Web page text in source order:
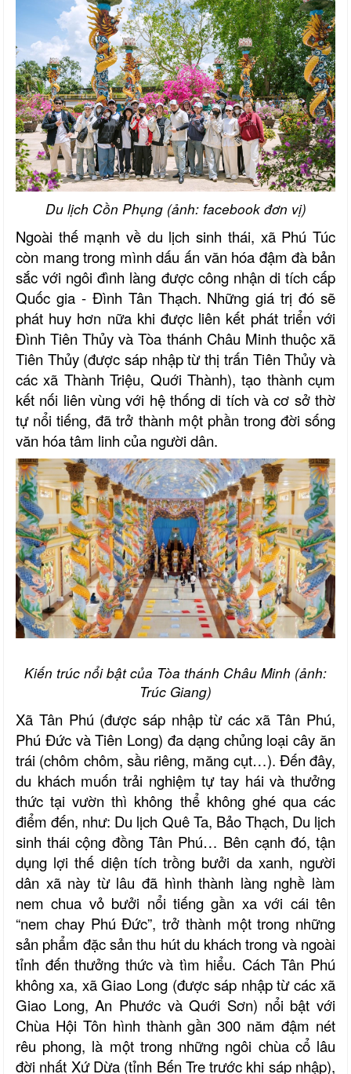
Du lịch Cồn Phụng (ảnh: facebook đơn vị)
Ngoài thế mạnh về du lịch sinh thái, xã Phú Túc
còn mang trong mình dấu ấn văn hóa đậm đà bản
sắc với ngôi đình làng được công nhận di tích cấp
Quốc gia - Đình Tân Thạch. Những giá trị đó sẽ
phát huy hơn nữa khi được liên kết phát triển với
Đình Tiên Thủy và Tòa thánh Châu Minh thuộc xã
Tiên Thủy (được sáp nhập từ thị trấn Tiên Thủy và
các xã Thành Triệu, Quới Thành), tạo thành cụm
kết nối liên vùng với hệ thống di tích và cơ sở thờ
tự nổi tiếng, đã trở thành một phần trong đời sống
văn hóa tâm linh của người dân.
Kiến trúc nổi bật của Tòa thánh Châu Minh (ảnh:
Trúc Giang)
Xã Tân Phú (được sáp nhập từ các xã Tân Phú,
Phú Đức và Tiên Long) đa dạng chủng loại cây ăn
trái (chôm chôm, sầu riêng, măng cụt…). Đến đây,
du khách muốn trải nghiệm tự tay hái và thưởng
thức tại vườn thì không thể không ghé qua các
điểm đến, như: Du lịch Quê Ta, Bảo Thạch, Du lịch
sinh thái cộng đồng Tân Phú… Bên cạnh đó, tận
dụng lợi thế diện tích trồng bưởi da xanh, người
dân xã này từ lâu đã hình thành làng nghề làm
nem chua vỏ bưởi nổi tiếng gần xa với cái tên
“nem chay Phú Đức”, trở thành một trong những
sản phẩm đặc sản thu hút du khách trong và ngoài
tỉnh đến thưởng thức và tìm hiểu. Cách Tân Phú
không xa, xã Giao Long (được sáp nhập từ các xã
Giao Long, An Phước và Quới Sơn) nổi bật với
Chùa Hội Tôn hình thành gần 300 năm đậm nét
rêu phong, là một trong những ngôi chùa cổ lâu
đời nhất Xứ Dừa (tỉnh Bến Tre trước khi sáp nhập),